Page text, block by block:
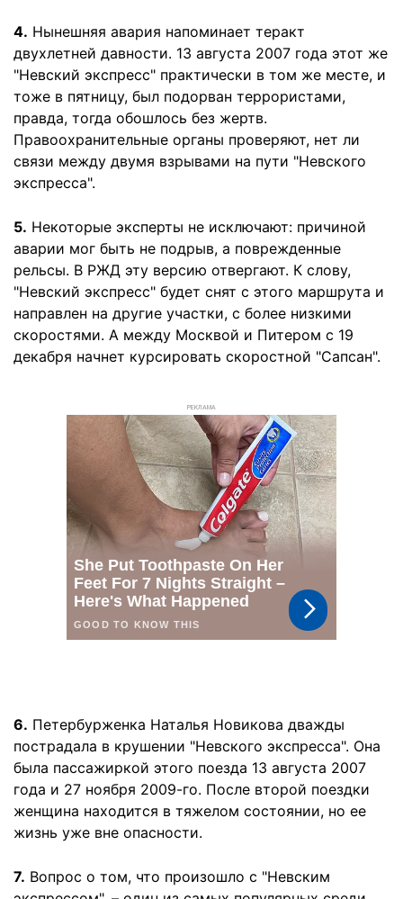
4. Нынешняя авария напоминает теракт
двухлетней давности. 13 августа 2007 года этот же
"Невский экспресс" практически в том же месте, и
тоже в пятницу, был подорван террористами,
правда, тогда обошлось без жертв.
Правоохранительные органы проверяют, нет ли
связи между двумя взрывами на пути "Невского
экспресса".
5. Некоторые эксперты не исключают: причиной
аварии мог быть не подрыв, а поврежденные
рельсы. В РЖД эту версию отвергают. К слову,
"Невский экспресс" будет снят с этого маршрута и
направлен на другие участки, с более низкими
скоростями. А между Москвой и Питером с 19
декабря начнет курсировать скоростной "Сапсан".
РЕКЛАМА
6. Петербурженка Наталья Новикова дважды
пострадала в крушении "Невского экспресса". Она
была пассажиркой этого поезда 13 августа 2007
года и 27 ноября 2009-го. После второй поездки
женщина находится в тяжелом состоянии, но ее
жизнь уже вне опасности.
7. Вопрос о том, что произошло с "Невским